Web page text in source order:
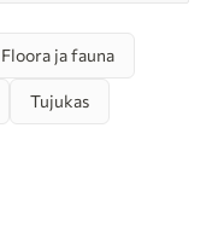
Floora ja fauna
Tujukas